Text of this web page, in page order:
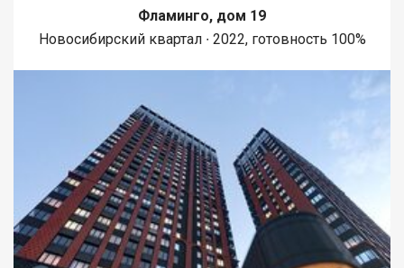
Фламинго, дом 19
Новосибирский квартал ∙ 2022, готовность 100%